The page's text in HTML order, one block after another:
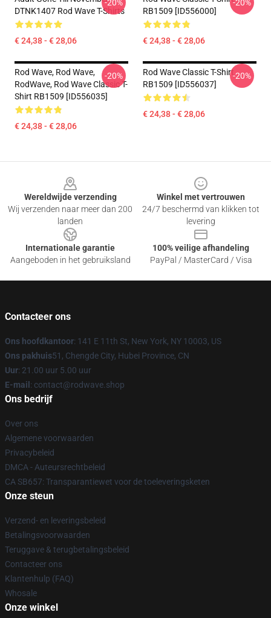
DTNK1407 Rod Wave T-Shirts
€ 24,38 - € 28,06
-20%
RB1509 [ID556000]
€ 24,38 - € 28,06
-20%
Rod Wave, Rod Wave,
RodWave, Rod Wave Classic T-
Shirt RB1509 [ID556035]
€ 24,38 - € 28,06
-20%
Rod Wave Classic T-Shirt
RB1509 [ID556037]
€ 24,38 - € 28,06
-20%
Wereldwijde verzending
Wij verzenden naar meer dan 200
landen
Winkel met vertrouwen
24/7 beschermd van klikken tot
levering
Internationale garantie
Aangeboden in het gebruiksland
100% veilige afhandeling
PayPal / MasterCard / Visa
Contacteer ons
Ons hoofdkantoor: 141 E 11th St, New York, NY 10003, US
Ons pakhuis51, Chengde City, Hubei Province, CN
Uur: 21.00 uur 5.00 uur
E-mail : contact@rodwave.shop
Ons bedrijf
Over ons
Algemene voorwaarden
Privacybeleid
DMCA - Auteursrechtbeleid
CA SB657: Transparantiewet voor de toeleveringsketen
Onze steun
Verzend- en leveringsbeleid
Betalingsvoorwaarden
Teruggave & terugbetalingsbeleid
Contacteer ons
Klantenhulp (FAQ)
Whosale
Onze winkel